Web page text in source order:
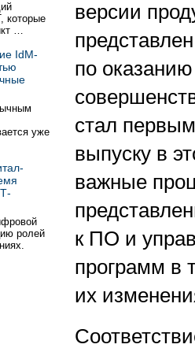
которые
…
IdM-
уже
ролей
версии
по
стал
выпуску в
важные
к ПО и
программ в
их